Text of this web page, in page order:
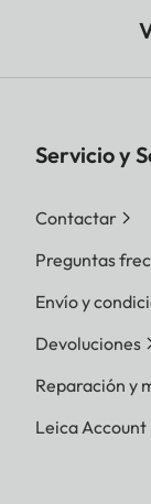
Servicio y
Contactar
Preguntas
Envío y
Devoluciones
Reparación y
Leica Account